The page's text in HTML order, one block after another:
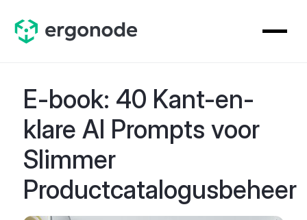
E-book: 40 Kant-en-
klare AI Prompts voor
Slimmer
Productcatalogusbeheer